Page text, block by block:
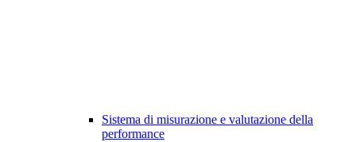
Sistema di misurazione e valutazione della
performance